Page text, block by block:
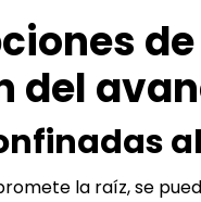
del
la raíz, se